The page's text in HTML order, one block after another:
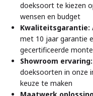
doeksoort te kiezen
wensen en budget
Kwaliteitsgarantie:
met 10 jaar garantie
gecertificeerde
Showroom ervaring:
doeksoorten in onze
keuze te maken